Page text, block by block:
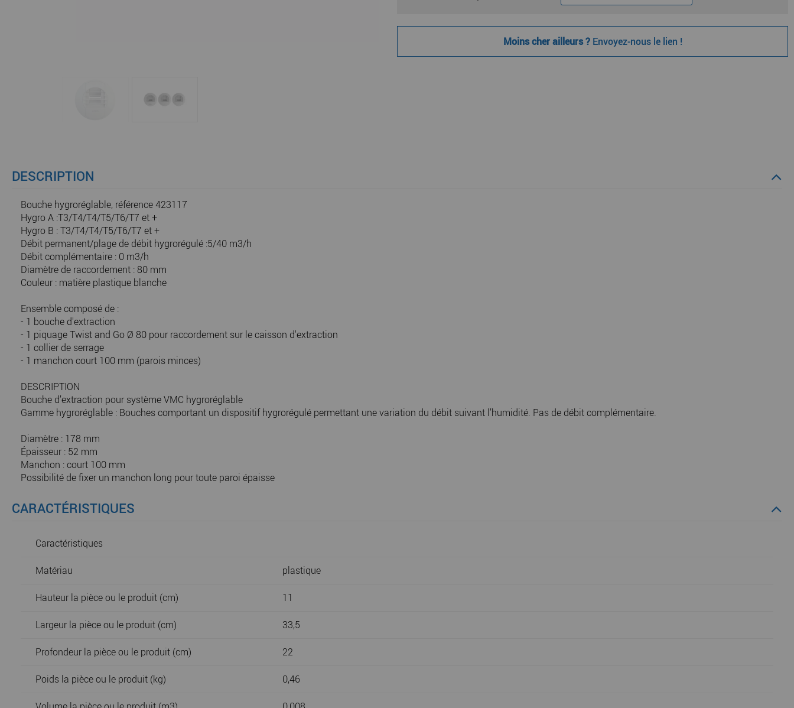
Moins cher ailleurs ? Envoyez-nous le lien !
DESCRIPTION
Bouche hygroréglable, référence 423117
Hygro A :T3/T4/T4/T5/T6/T7 et +
Hygro B : T3/T4/T4/T5/T6/T7 et +
Débit permanent/plage de débit hygrorégulé :5/40 m3/h
Débit complémentaire : 0 m3/h
Diamètre de raccordement : 80 mm
Couleur : matière plastique blanche
Ensemble composé de :
- 1 bouche d'extraction
- 1 piquage Twist and Go Ø 80 pour raccordement sur le caisson d'extraction
- 1 collier de serrage
- 1 manchon court 100 mm (parois minces)
DESCRIPTION
Bouche d’extraction pour système VMC hygroréglable
Gamme hygroréglable : Bouches comportant un dispositif hygrorégulé permettant une variation du débit suivant l’humidité. Pas de débit complémentaire.
Diamètre : 178 mm
Épaisseur : 52 mm
Manchon : court 100 mm
Possibilité de fixer un manchon long pour toute paroi épaisse
CARACTÉRISTIQUES
Caractéristiques
Matériau plastique
Hauteur la pièce ou le produit (cm) 11
Largeur la pièce ou le produit (cm) 33,5
Profondeur la pièce ou le produit (cm) 22
Poids la pièce ou le produit (kg) 0,46